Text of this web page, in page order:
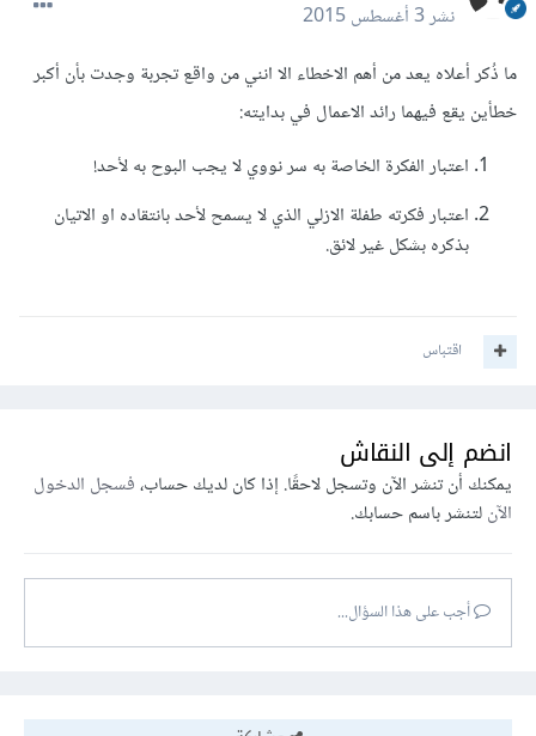
نشر3 أغسطس 2015
ما ذُكر أعلاه يعد من أهم الاخطاء الا انني من واقع تجربة وجدت بأن أكبر
خطأين يقع فيهما رائد الاعمال في بدايته:
اعتبار الفكرة الخاصة به سر نووي لا يجب البوح به لأحد!
اعتبار فكرته طفلة الازلي الذي لا يسمح لأحد بانتقاده او الاتيان
بذكره بشكل غير لائق.
اقتباس
انضم إلى النقاش
يمكنك أن تنشر الآن وتسجل لاحقًا. إذا كان لديك حساب،فسجل الدخول
الآنلتنشر باسم حسابك.
أجب على هذا السؤال...